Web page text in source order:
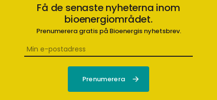
Få de senaste nyheterna inom
bioenergiområdet.
Prenumerera gratis på Bioenergis nyhetsbrev.